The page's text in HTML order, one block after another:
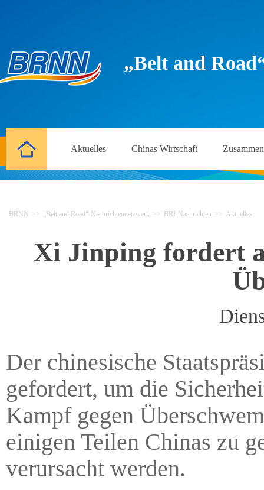
„Belt and
Aktuelles Chinas Wirtschaft
BRNN >> „Belt and Road“-Nachrichtennetzwerk >> BRI-Nachrichten >> Aktuelles
Xi Jinping fordert
Der chinesische
gefordert, um die
Kampf gegen
einigen Teilen Chinas zu
verursacht werden.